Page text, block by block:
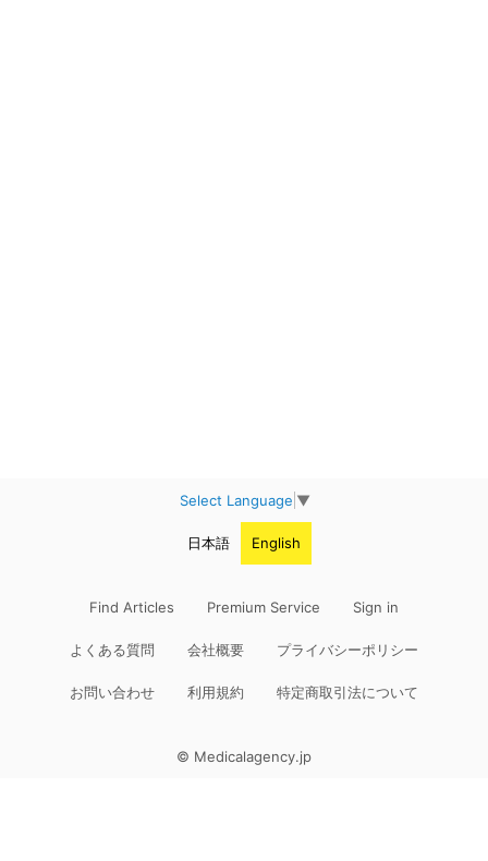
Select Language ▼
日本語 English
Find Articles Premium Service Sign in
よくある質問 会社概要 プライバシーポリシー
お問い合わせ 利用規約 特定商取引法について
© Medicalagency.jp